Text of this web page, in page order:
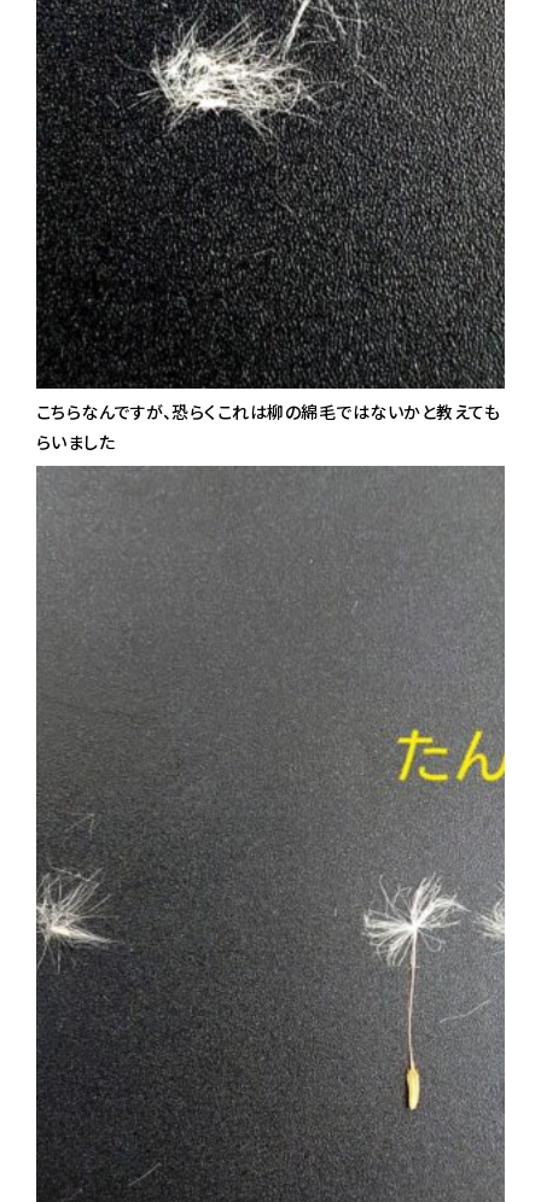
こちらなんですが、恐らくこれは柳の綿毛ではないかと教えても
らいました